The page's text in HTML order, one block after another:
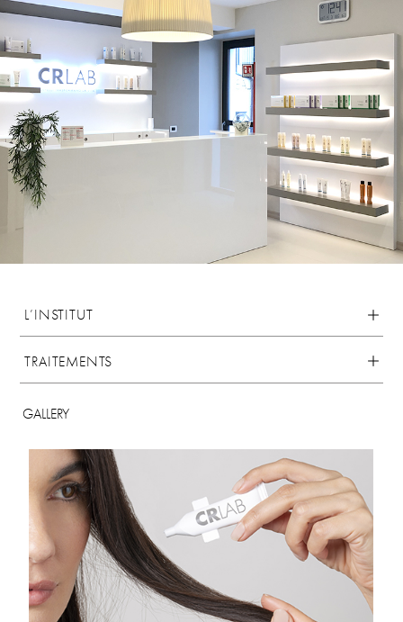
L’INSTITUT
TRAITEMENTS
GALLERY